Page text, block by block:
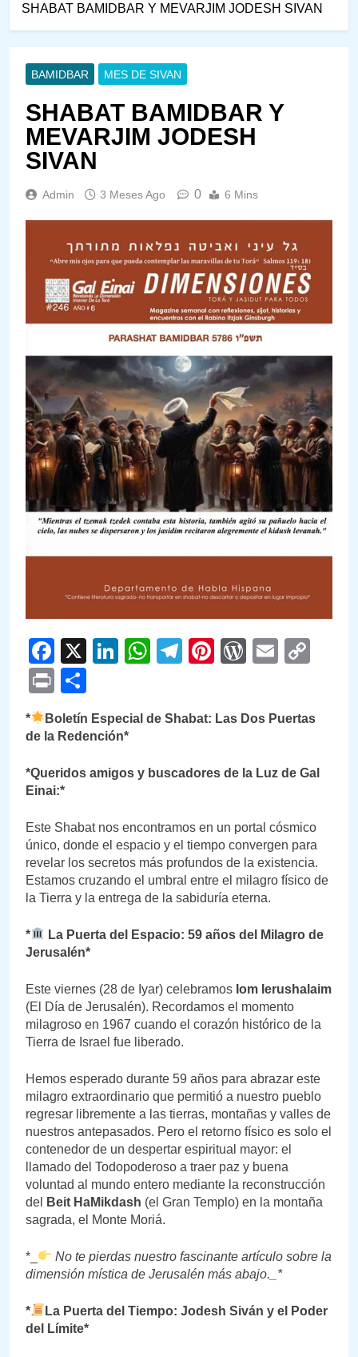
SHABAT BAMIDBAR Y MEVARJIM JODESH SIVAN
BAMIDBAR MES DE SIVAN
SHABAT BAMIDBAR Y
MEVARJIM JODESH
SIVAN
Admin 3 Meses Ago 0 6 Mins
Facebook
X LinkedIn
WhatsApp
Telegram
PinterestEmail
Print
*
Boletín Especial de Shabat: Las Dos Puertas
de la Redención*
*Queridos amigos y buscadores de la Luz de Gal
Einai:*
Este Shabat nos encontramos en un portal cósmico
único, donde el espacio y el tiempo convergen para
revelar los secretos más profundos de la existencia.
Estamos cruzando el umbral entre el milagro físico de
la Tierra y la entrega de la sabiduría eterna.
*
La Puerta del Espacio: 59 años del Milagro de
Jerusalén*
Este viernes (28 de Iyar) celebramos Iom Ierushalaim
(El Día de Jerusalén). Recordamos el momento
milagroso en 1967 cuando el corazón histórico de la
Tierra de Israel fue liberado.
Hemos esperado durante 59 años para abrazar este
milagro extraordinario que permitió a nuestro pueblo
regresar libremente a las tierras, montañas y valles de
nuestros antepasados. Pero el retorno físico es solo el
contenedor de un despertar espiritual mayor: el
llamado del Todopoderoso a traer paz y buena
voluntad al mundo entero mediante la reconstrucción
del
Beit HaMikdash (el Gran Templo) en la montaña
sagrada, el Monte Moriá.
*_
No te pierdas nuestro fascinante artículo sobre la
dimensión mística de Jerusalén más abajo._*
*
La Puerta del Tiempo: Jodesh Siván y el Poder
del Límite*